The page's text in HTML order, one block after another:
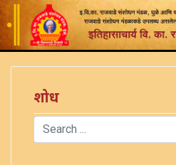
शोध
Search